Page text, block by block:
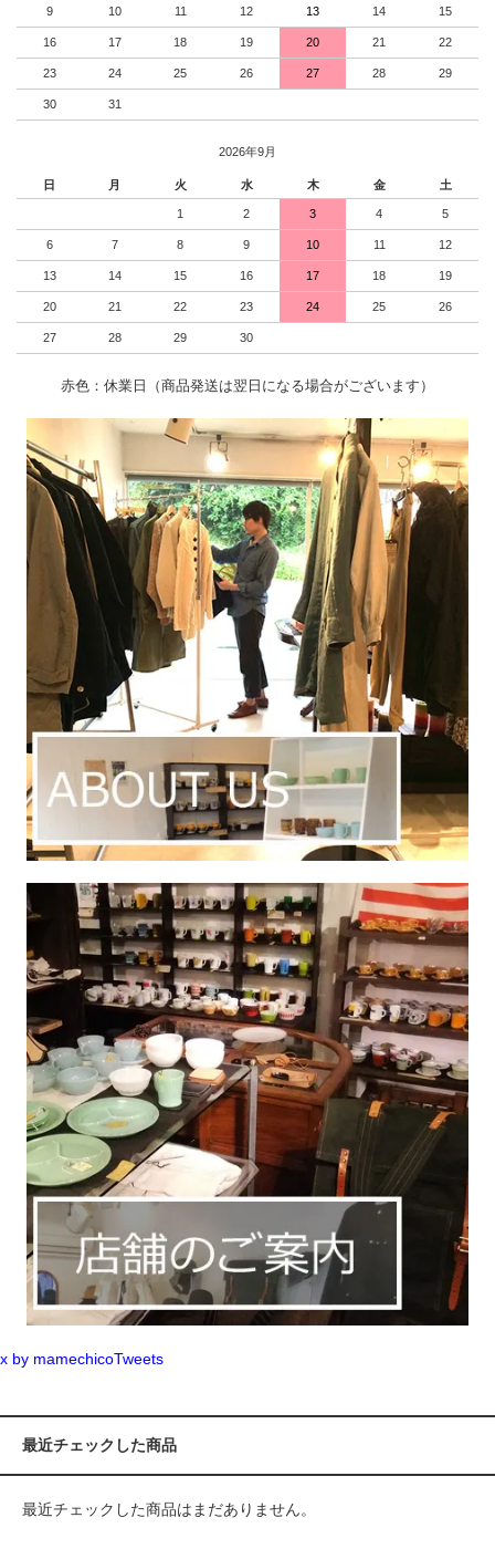
9 10 11 12 13 14 15
16 17 18 19 20 21 22
23 24 25 26 27 28 29
30 31
2026年9月
日 月 火 水 木 金 土
1 2 3 4 5
6 7 8 9 10 11 12
13 14 15 16 17 18 19
20 21 22 23 24 25 26
27 28 29 30
赤色：休業日（商品発送は翌日になる場合がございます）
x by mamechicoTweets
最近チェックした商品
最近チェックした商品はまだありません。